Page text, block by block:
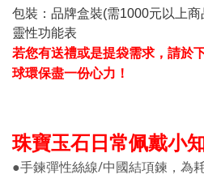
包裝：品牌盒裝(需1000元以上
靈性功能表
若您有送禮或是提袋需求，請於
球環保盡一份心力！
珠寶玉石日常佩戴小
●手鍊彈性絲線/中國結項鍊，為